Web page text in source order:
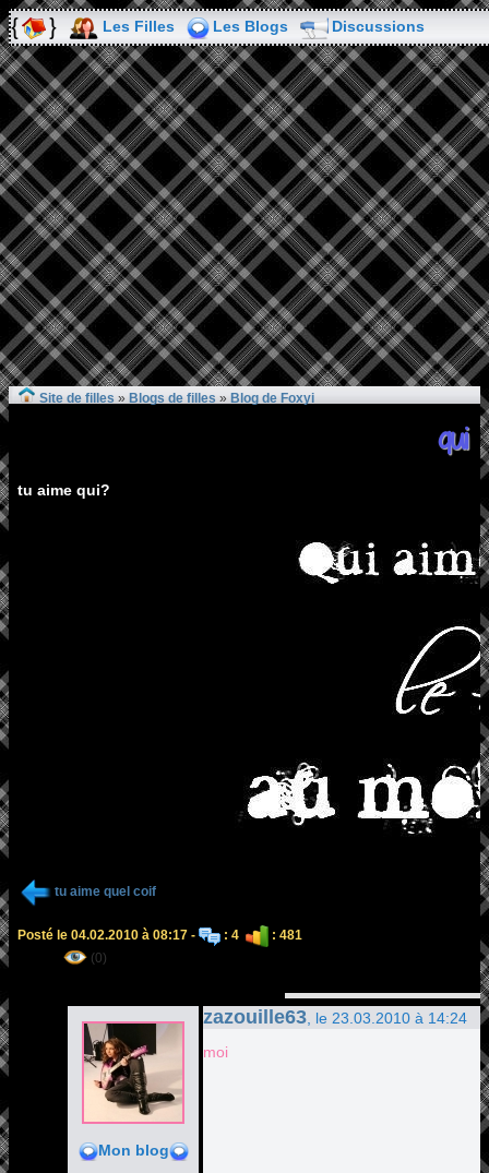
Les Filles Les Blogs Discussions
Site de filles » Blogs de filles » Blog de Foxyi
qui
tu aime qui?
tu aime quel coif
Posté le 04.02.2010 à 08:17 - : 4
: 481
(0)
Mon blog
zazouille63 , le 23.03.2010 à 14:24
moi